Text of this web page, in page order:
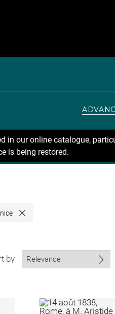
in our online catalogue,
is being restored.
Close
by